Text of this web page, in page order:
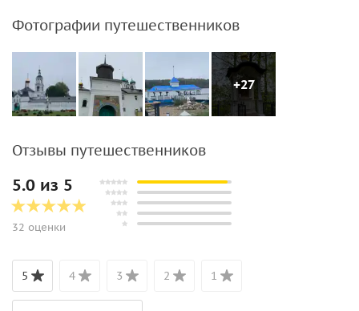
Фотографии путешественников
+27
Отзывы путешественников
5.0 из 5
32 оценки
5 4 3 2 1